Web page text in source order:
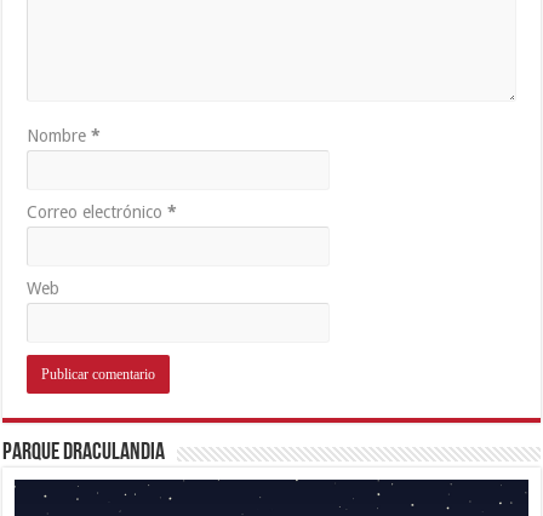
Nombre*
Correo electrónico*
Web
Parque Draculandia